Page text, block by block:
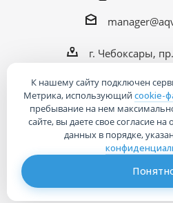
г. Чебоксары,
2026 © Интернет-
К нашему сайту подключен
Метрика, использующийcookie-
пребывание на нем
сайте, вы даете свое согласие
данных в порядке,